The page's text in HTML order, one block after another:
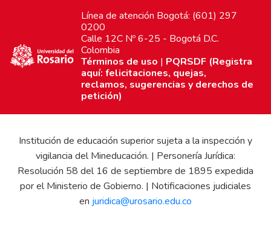
Línea de atención Bogotá: (601) 297
0200
Calle 12C Nº 6-25 - Bogotá D.C.
Colombia
Términos de uso | PQRSDF (Registra
aquí: felicitaciones, quejas,
reclamos, sugerencias y derechos de
petición)
Institución de educación superior sujeta a la inspección y
vigilancia del Mineducación. | Personería Jurídica:
Resolución 58 del 16 de septiembre de 1895 expedida
por el Ministerio de Gobierno. | Notificaciones judiciales
en juridica@urosario.edu.co